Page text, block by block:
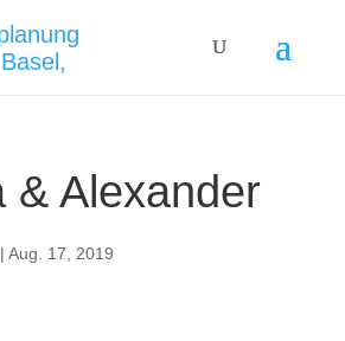
& Alexander
Aug. 17, 2019